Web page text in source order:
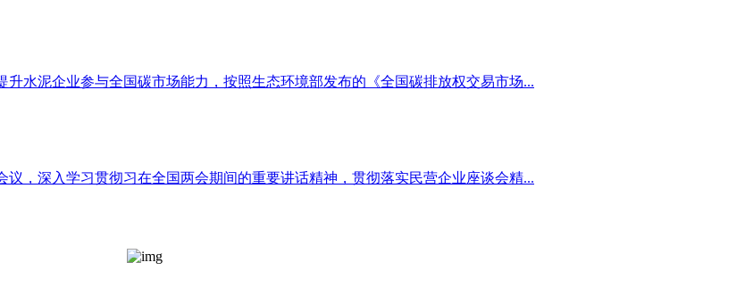
水泥企业参与全国碳市场能力，按照生态环境部发布的《全国碳排放权交易市场...
，深入学习贯彻习在全国两会期间的重要讲话精神，贯彻落实民营企业座谈会精...